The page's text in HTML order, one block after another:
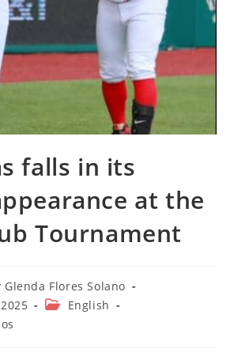
falls in its
at the
Tournament
Flores Solano
Categoría
English